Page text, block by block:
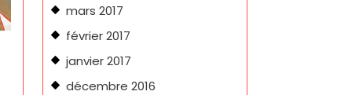
mars 2017
février 2017
janvier 2017
décembre 2016